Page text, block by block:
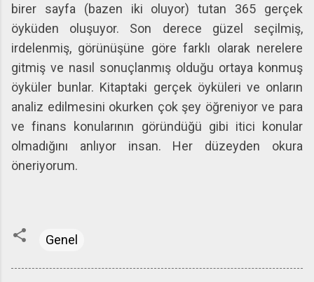
birer sayfa (bazen iki oluyor) tutan 365 gerçek
öyküden oluşuyor. Son derece güzel seçilmiş,
irdelenmiş, görünüşüne göre farklı olarak nerelere
gitmiş ve nasıl sonuçlanmış olduğu ortaya konmuş
öyküler bunlar. Kitaptaki gerçek öyküleri ve onların
analiz edilmesini okurken çok şey öğreniyor ve para
ve finans konularının göründüğü gibi itici konular
olmadığını anlıyor insan. Her düzeyden okura
öneriyorum.
Genel